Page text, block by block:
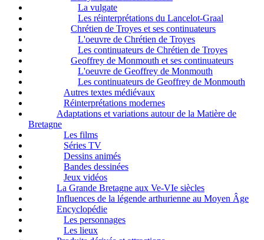
La vulgate
Les réinterprétations du Lancelot-Graal
Chrétien de Troyes et ses continuateurs
L'oeuvre de Chrétien de Troyes
Les continuateurs de Chrétien de Troyes
Geoffrey de Monmouth et ses continuateurs
L'oeuvre de Geoffrey de Monmouth
Les continuateurs de Geoffrey de Monmouth
Autres textes médiévaux
Réinterprétations modernes
Adaptations et variations autour de la Matière de
Bretagne
Les films
Séries TV
Dessins animés
Bandes dessinées
Jeux vidéos
La Grande Bretagne aux Ve-VIe siècles
Influences de la légende arthurienne au Moyen Âge
Encyclopédie
Les personnages
Les lieux